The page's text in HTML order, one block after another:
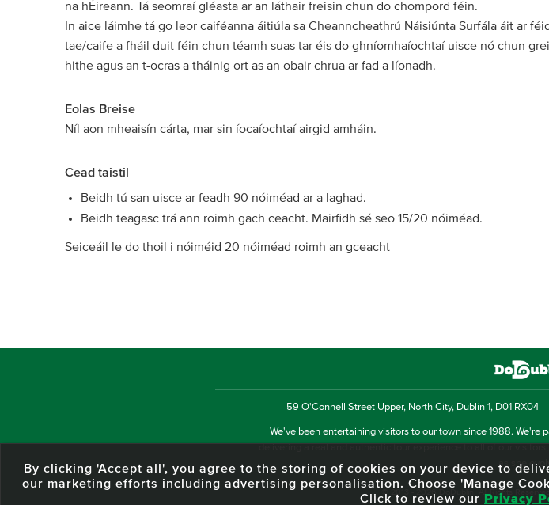
na hÉireann. Tá seomraí gléasta ar an láthair freisin chun do chompord féin.
In aice láimhe tá go leor caiféanna áitiúla sa Cheanncheathrú Náisiúnta Surfála áit ar
tae/caife a fháil duit féin chun téamh suas tar éis do ghníomhaíochtaí uisce nó chun
hithe agus an t-ocras a tháinig ort as an obair chrua ar fad a líonadh.
Eolas Breise
Níl aon mheaisín cárta, mar sin íocaíochtaí airgid amháin.
Cead taistil
Beidh tú san uisce ar feadh 90 nóiméad ar a laghad.
Beidh teagasc trá ann roimh gach ceacht. Mairfidh sé seo 15/20 nóiméad.
Seiceáil le do thoil i nóiméid 20 nóiméad roimh an gceacht
59 O'Connell Street Upper, North City, Dublin 1, D01 RX04
We've been entertaining visitors to our town since 1988.
as she
© 2013 - 2026 DoDublin. All Rights
By clicking 'Accept all', you agree to the storing of cookies on your device to
our marketing efforts including advertising personalisation. Choose 'Manage
Click to review our
Privacy